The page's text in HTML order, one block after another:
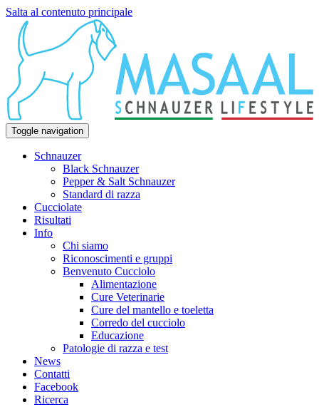
Salta al contenuto principale
Toggle navigation
Schnauzer
Black Schnauzer
Pepper & Salt Schnauzer
Standard di razza
Cucciolate
Risultati
Info
Chi siamo
Riconoscimenti e gruppi
Benvenuto Cucciolo
Alimentazione
Cure Veterinarie
Cure del mantello e toeletta
Corredo del cucciolo
Educazione
Patologie di razza e test
News
Contatti
Facebook
Ricerca